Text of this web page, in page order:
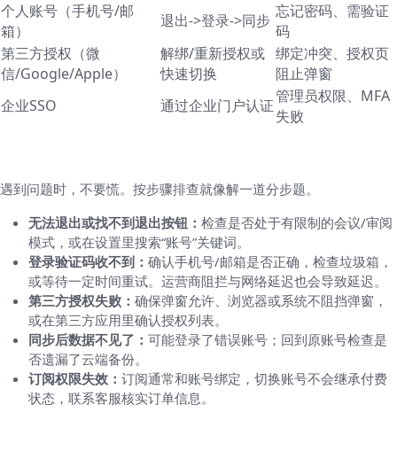
个人账号（手机号/邮
箱）
退出->登录->同步 忘记密码、需验证
码
第三方授权（微
信/Google/Apple）
解绑/重新授权或
快速切换
绑定冲突、授权页
阻止弹窗
企业SSO
通过企业门户认证管理员权限、MFA
失败
遇到问题时，不要慌。按步骤排查就像解一道分步题。
无法退出或找不到退出按钮： 检查是否处于有限制的会议/审阅
模式，或在设置里搜索“账号”关键词。
登录验证码收不到： 确认手机号/邮箱是否正确，检查垃圾箱，
或等待一定时间重试。运营商阻拦与网络延迟也会导致延迟。
第三方授权失败： 确保弹窗允许、浏览器或系统不阻挡弹窗，
或在第三方应用里确认授权列表。
同步后数据不见了： 可能登录了错误账号；回到原账号检查是
否遗漏了云端备份。
订阅权限失效： 订阅通常和账号绑定，切换账号不会继承付费
状态，联系客服核实订单信息。